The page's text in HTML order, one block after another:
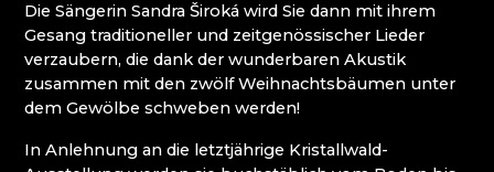
PRECIOSA LIGHTING
PROUSEK EXKLUSIVE LIGHTING
RESORT HVOZD
SKLO.
STUDIO VINU
SVOJKOV GLASHÜTTE, JIŘÍ HAIDL
TGK - TECHNIK, GLAS UND KUNST
Die Sängerin Sandra Široká wird Sie dann mit ihrem
Gesang traditioneller und zeitgenössischer Lieder
verzaubern, die dank der wunderbaren Akustik
zusammen mit den zwölf Weihnachtsbäumen unter
dem Gewölbe schweben werden!
In Anlehnung an die letztjährige Kristallwald-